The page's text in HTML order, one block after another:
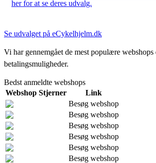
her for at se deres udvalg.
Se udvalget på eCykelhjelm.dk
Vi har gennemgået de mest populære
betalingsmuligheder.
Bedst anmeldte webshops
Webshop Stjerner
Link
Besøg webshop
Besøg webshop
Besøg webshop
Besøg webshop
Besøg webshop
Besøg webshop